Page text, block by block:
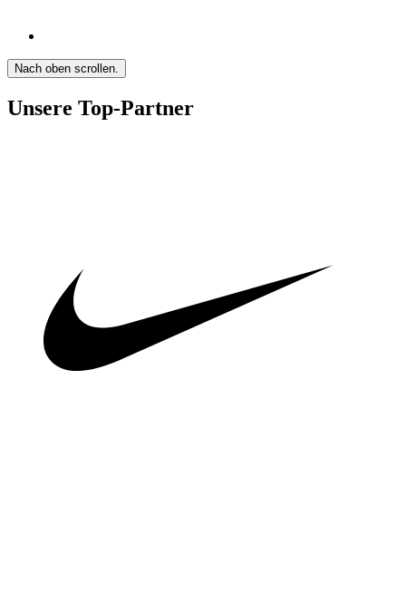
Nach oben scrollen.
Unsere Top-Partner